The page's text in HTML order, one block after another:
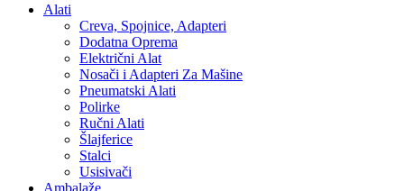
Alati
Creva, Spojnice, Adapteri
Dodatna Oprema
Električni Alat
Nosači i Adapteri Za Mašine
Pneumatski Alati
Polirke
Ručni Alati
Šlajferice
Stalci
Usisivači
Ambalaže